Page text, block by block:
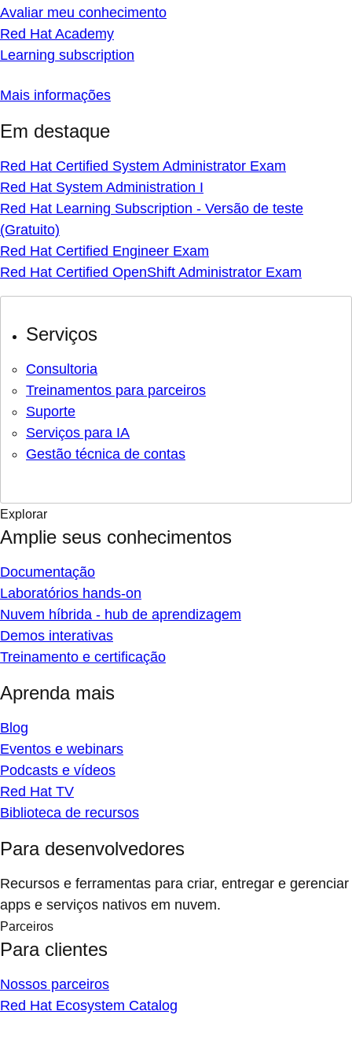
Avaliar meu conhecimento
Red Hat Academy
Learning subscription
Mais informações
Em destaque
Red Hat Certified System Administrator Exam
Red Hat System Administration I
Red Hat Learning Subscription - Versão de teste
(Gratuito)
Red Hat Certified Engineer Exam
Red Hat Certified OpenShift Administrator Exam
Serviços
Consultoria
Treinamentos para parceiros
Suporte
Serviços para IA
Gestão técnica de contas
Explorar
Amplie seus conhecimentos
Documentação
Laboratórios hands-on
Nuvem híbrida - hub de aprendizagem
Demos interativas
Treinamento e certificação
Aprenda mais
Blog
Eventos e webinars
Podcasts e vídeos
Red Hat TV
Biblioteca de recursos
Para desenvolvedores
Recursos e ferramentas para criar, entregar e gerenciar
apps e serviços nativos em nuvem.
Parceiros
Para clientes
Nossos parceiros
Red Hat Ecosystem Catalog